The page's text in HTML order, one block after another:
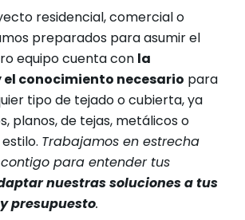
residencial, comercial o
preparados para asumir el
equipo cuenta con la
el conocimiento necesario para
tipo de tejado o cubierta, ya
planos, de tejas, metálicos o
Trabajamos en estrecha
para entender tus
nuestras soluciones a tus
presupuesto.